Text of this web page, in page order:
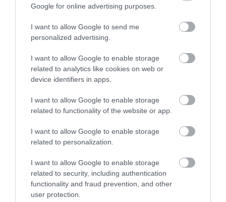
Google for online advertising purposes.
I want to allow Google to send me
personalized advertising.
I want to allow Google to enable storage
related to analytics like cookies on web or
device identifiers in apps.
I want to allow Google to enable storage
related to functionality of the website or app.
I want to allow Google to enable storage
related to personalization.
I want to allow Google to enable storage
related to security, including authentication
functionality and fraud prevention, and other
user protection.
EGY ELSÜLLYEDT HAJÓ
TEXTILJEI ÚJRA ÖSSZEÁLLTAK:
TENGERT
2026-06-29
NEM MINDENKI MENEKÜLT
POMPEJIBEN: LEHET, HOGY
SEGÍTENI PRÓBÁLT
2026-06-23
DAVID ATTENBOROUGH 100